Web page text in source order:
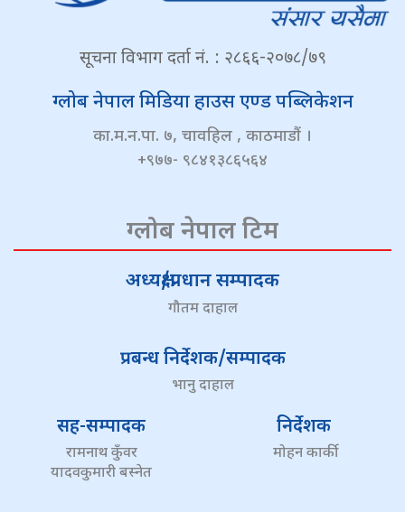
सूचना विभाग दर्ता नं. : २८६६-२०७८/७९
ग्लोब नेपाल मिडिया हाउस एण्ड पब्लिकेशन
का.म.न.पा. ७, चावहिल , काठमाडौं ।
+९७७- ९८४१३८६५६४
ग्लोब नेपाल टिम
अध्यक्ष/प्रधान सम्पादक
गौतम दाहाल
प्रबन्ध निर्देशक/सम्पादक
भानु दाहाल
सह-सम्पादक
रामनाथ कुँवर
यादवकुमारी बस्नेत
निर्देशक
मोहन कार्की